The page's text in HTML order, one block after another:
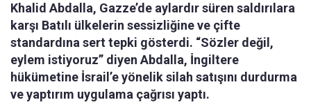
Khalid Abdalla, Gazze’de aylardır süren saldırılara
karşı Batılı ülkelerin sessizliğine ve çifte
standardına sert tepki gösterdi. “Sözler değil,
eylem istiyoruz” diyen Abdalla, İngiltere
hükümetine İsrail’e yönelik silah satışını durdurma
ve yaptırım uygulama çağrısı yaptı.